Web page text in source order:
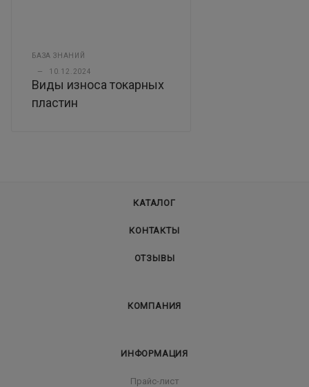
БАЗА ЗНАНИЙ
— 10.12.2024
Виды износа токарных
пластин
КАТАЛОГ
КОНТАКТЫ
ОТЗЫВЫ
КОМПАНИЯ
ИНФОРМАЦИЯ
Прайс-лист